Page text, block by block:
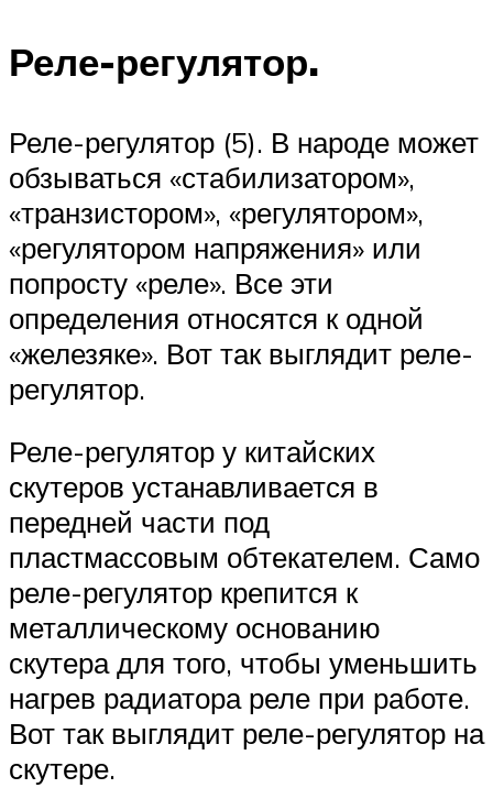
Реле-регулятор.
Реле-регулятор (5). В народе может
обзываться «стабилизатором»,
«транзистором», «регулятором»,
«регулятором напряжения» или
попросту «реле». Все эти
определения относятся к одной
«железяке». Вот так выглядит реле-
регулятор.
Реле-регулятор у китайских
скутеров устанавливается в
передней части под
пластмассовым обтекателем. Само
реле-регулятор крепится к
металлическому основанию
скутера для того, чтобы уменьшить
нагрев радиатора реле при работе.
Вот так выглядит реле-регулятор на
скутере.